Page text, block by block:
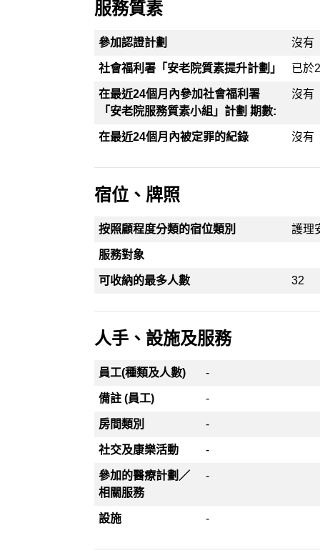
服務質素
參加認證計劃 沒有
社會福利署「安老院質素提升計劃」 已於
在最近24個月內參加社會福利署
「安老院服務質素小組」計劃 期數:
沒有
在最近24個月內被定罪的紀錄 沒有
宿位、牌照
按照顧程度分類的宿位類別 護理
服務對象
可收納的最多人數 32
人手、設施及服務
員工(種類及人數) -
備註 (員工) -
房間類別 -
社交及康樂活動 -
參加的醫療計劃／
相關服務
-
設施 -